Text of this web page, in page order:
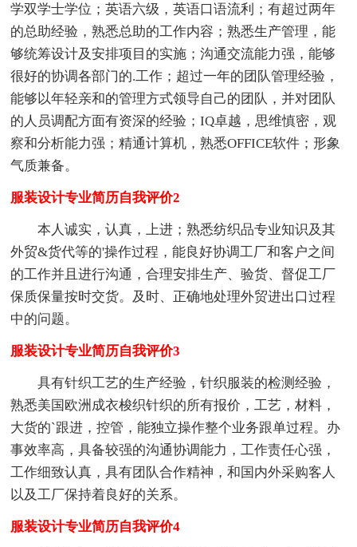
学双学士学位；英语六级，英语口语流利；有超过两年
的总助经验，熟悉总助的工作内容；熟悉生产管理，能
够统筹设计及安排项目的实施；沟通交流能力强，能够
很好的协调各部门的.工作；超过一年的团队管理经验，
能够以年轻亲和的管理方式领导自己的团队，并对团队
的人员调配方面有资深的经验；IQ卓越，思维慎密，观
察和分析能力强；精通计算机，熟悉OFFICE软件；形象
气质兼备。
服装设计专业简历自我评价2
本人诚实，认真，上进；熟悉纺织品专业知识及其
外贸&货代等的'操作过程，能良好协调工厂和客户之间
的工作并且进行沟通，合理安排生产、验货、督促工厂
保质保量按时交货。及时、正确地处理外贸进出口过程
中的问题。
服装设计专业简历自我评价3
具有针织工艺的生产经验，针织服装的检测经验，
熟悉美国欧洲成衣梭织针织的所有报价，工艺，材料，
大货的`跟进，控管，能独立操作整个业务跟单过程。办
事效率高，具备较强的沟通协调能力，工作责任心强，
工作细致认真，具有团队合作精神，和国内外采购客人
以及工厂保持着良好的关系。
服装设计专业简历自我评价4